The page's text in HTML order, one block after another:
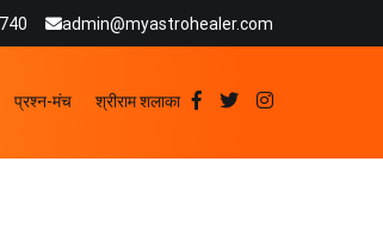
admin@myastrohealer.com
प्रश्न-मंच श्रीराम शलाका